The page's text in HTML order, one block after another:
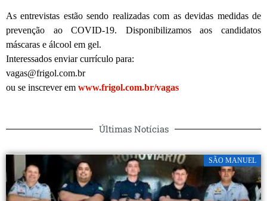
As entrevistas estão sendo realizadas com as devidas medidas de
prevenção ao COVID-19. Disponibilizamos aos candidatos
máscaras e álcool em gel.
Interessados enviar currículo para:
vagas@frigol.com.br
ou se inscrever em www.frigol.com.br/vagas
Últimas Notícias
SÃO MANUEL